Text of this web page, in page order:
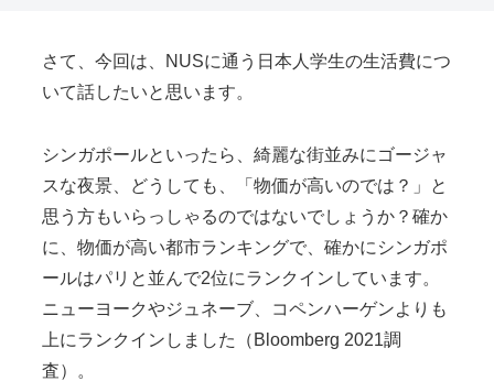
さて、今回は、NUSに通う日本人学生の生活費につ
いて話したいと思います。
シンガポールといったら、綺麗な街並みにゴージャ
スな夜景、どうしても、「物価が高いのでは？」と
思う方もいらっしゃるのではないでしょうか？確か
に、物価が高い都市ランキングで、確かにシンガポ
ールはパリと並んで2位にランクインしています。
ニューヨークやジュネーブ、コペンハーゲンよりも
上にランクインしました（Bloomberg 2021調
査）。